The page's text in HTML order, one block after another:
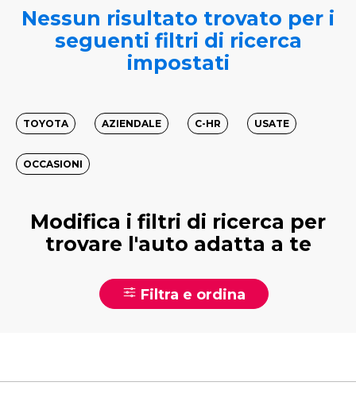
Nessun risultato trovato per i
seguenti filtri di ricerca
impostati
TOYOTA AZIENDALE C-HR USATE
OCCASIONI
Modifica i filtri di ricerca per
trovare l'auto adatta a te
Filtra e ordina